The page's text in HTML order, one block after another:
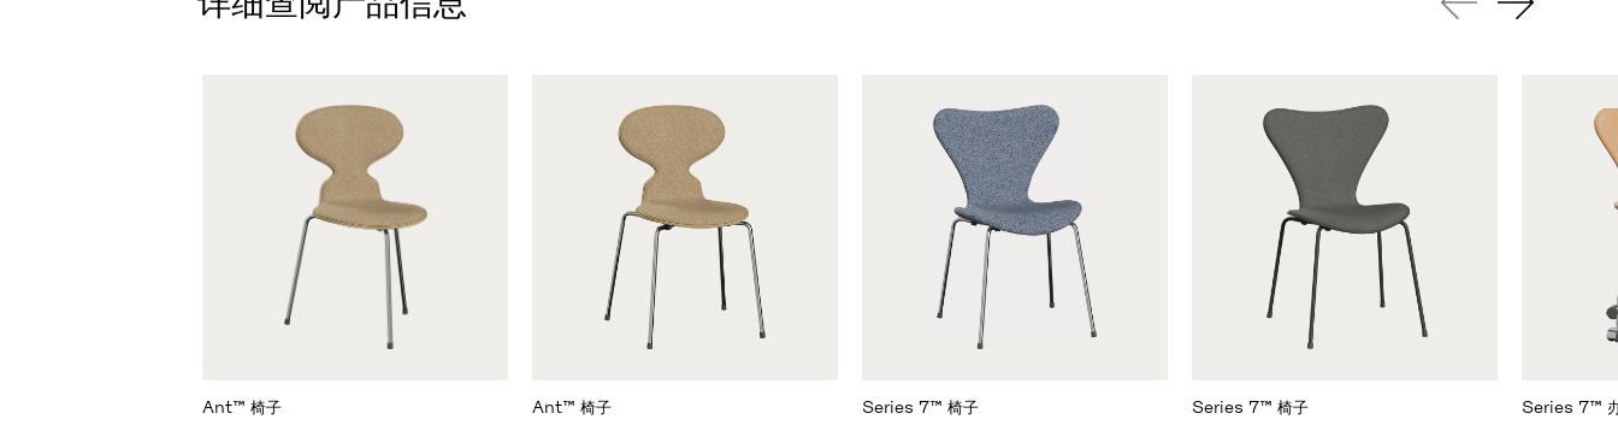
Ant™ 椅子 Ant™ 椅子 Series 7™ 椅子 Series 7™ 椅子 Series 7™